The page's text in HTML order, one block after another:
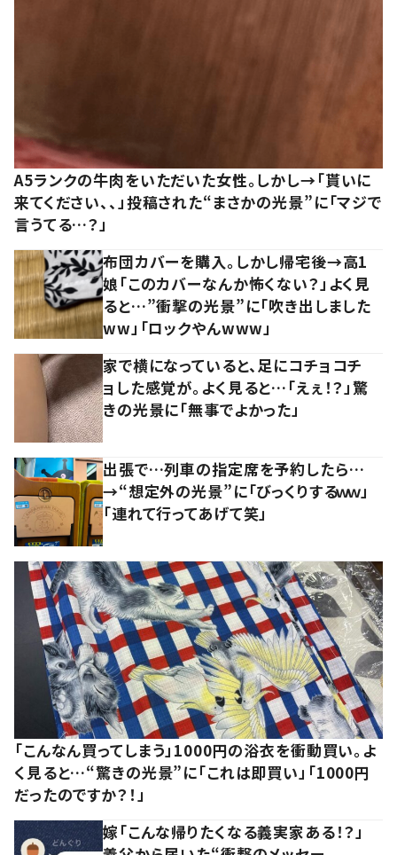
A5ランクの牛肉をいただいた女性。しかし→「貰いに
来てください、、」投稿された“まさかの光景”に「マジで
言うてる…？」
布団カバーを購入。しかし帰宅後→高1
娘「このカバーなんか怖くない？」よく見
ると…”衝撃の光景”に「吹き出しました
ww」「ロックやんwww」
家で横になっていると、足にコチョコチ
ョした感覚が。よく見ると…「えぇ！？」驚
きの光景に「無事でよかった」
出張で…列車の指定席を予約したら…
→“想定外の光景”に「びっくりするｗｗ」
「連れて行ってあげて笑」
「こんなん買ってしまう」1000円の浴衣を衝動買い。よ
く見ると…“驚きの光景”に「これは即買い」「1000円
だったのですか？！」
嫁「こんな帰りたくなる義実家ある！？」